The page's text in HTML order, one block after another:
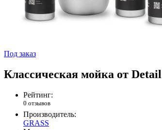
Под заказ
Классическая мойка от Detail
Рейтинг:
0 отзывов
Производитель:
GRASS